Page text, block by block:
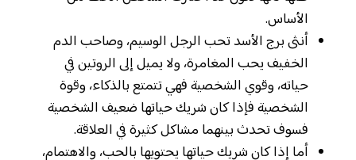
الأساس.
أنثى برج الأسد تحب الرجل الوسيم، وصاحب الدم
الخفيف يحب المغامرة، ولا يميل إلى الروتين في
حياته، وقوي الشخصية فهي تتمتع بالذكاء، وقوة
الشخصية فإذا كان شريك حياتها ضعيف الشخصية
فسوف تحدث بينهما مشاكل كثيرة في العلاقة.
أما إذا كان شريك حياتها يحتويها بالحب، والاهتمام،